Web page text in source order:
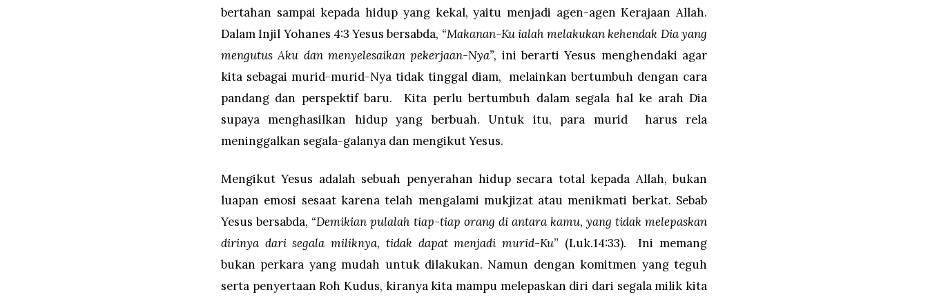
bertahan sampai kepada hidup yang kekal, yaitu menjadi agen-agen Kerajaan Allah.
Dalam Injil Yohanes 4:3 Yesus bersabda, “Makanan-Ku ialah melakukan kehendak Dia yang
mengutus Aku dan menyelesaikan pekerjaan-Nya”, ini berarti Yesus menghendaki agar
kita sebagai murid-murid-Nya tidak tinggal diam, melainkan bertumbuh dengan cara
pandang dan perspektif baru. Kita perlu bertumbuh dalam segala hal ke arah Dia
supaya menghasilkan hidup yang berbuah. Untuk itu, para murid harus rela
meninggalkan segala-galanya dan mengikut Yesus.
Mengikut Yesus adalah sebuah penyerahan hidup secara total kepada Allah, bukan
luapan emosi sesaat karena telah mengalami mukjizat atau menikmati berkat. Sebab
Yesus bersabda, “Demikian pulalah tiap-tiap orang di antara kamu, yang tidak melepaskan
dirinya dari segala miliknya, tidak dapat menjadi murid-Ku” (Luk.14:33). Ini memang
bukan perkara yang mudah untuk dilakukan. Namun dengan komitmen yang teguh
serta penyertaan Roh Kudus, kiranya kita mampu melepaskan diri dari segala milik kita